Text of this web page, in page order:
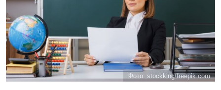
Фото: stockking/freepik.com